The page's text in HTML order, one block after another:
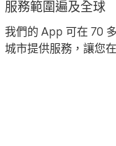
服務範圍遍及全球
我們的 App 可在 70
城市提供服務，讓您